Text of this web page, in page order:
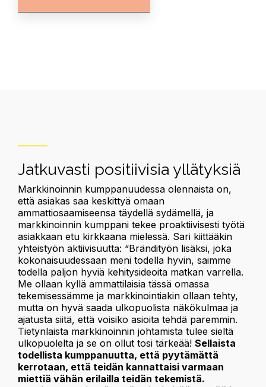
Jatkuvasti positiivisia yllätyksiä
Markkinoinnin kumppanuudessa olennaista on,
että asiakas saa keskittyä omaan
ammattiosaamiseensa täydellä sydämellä, ja
markkinoinnin kumppani tekee proaktiivisesti työtä
asiakkaan etu kirkkaana mielessä. Sari kiittääkin
yhteistyön aktiivisuutta: “Brändityön lisäksi, joka
kokonaisuudessaan meni todella hyvin, saimme
todella paljon hyviä kehitysideoita matkan varrella.
Me ollaan kyllä ammattilaisia tässä omassa
tekemisessämme ja markkinointiakin ollaan tehty,
mutta on hyvä saada ulkopuolista näkökulmaa ja
ajatusta siitä, että voisiko asioita tehdä paremmin.
Tietynlaista markkinoinnin johtamista tulee sieltä
ulkopuolelta ja se on ollut tosi tärkeää! Sellaista
todellista kumppanuutta, että pyytämättä
kerrotaan, että teidän kannattaisi varmaan
miettiä vähän erilailla teidän tekemistä.